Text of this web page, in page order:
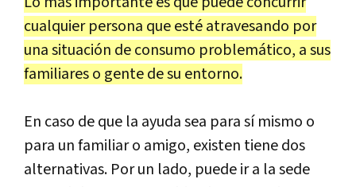
cualquier persona que esté atravesando por
una situación de consumo problemático, a sus
familiares o gente de su entorno.
En caso de que la ayuda sea para sí mismo o
para un familiar o amigo, existen tiene dos
alternativas. Por un lado, puede ir a la sede